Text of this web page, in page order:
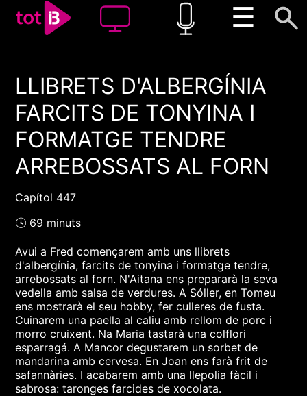
☰
00:00 00:00
1x
LLIBRETS D'ALBERGÍNIA
FARCITS DE TONYINA I
FORMATGE TENDRE
ARREBOSSATS AL FORN
Capítol 447
🕓 69 minuts
Avui a Fred començarem amb uns llibrets
d'albergínia, farcits de tonyina i formatge tendre,
arrebossats al forn. N'Aitana ens prepararà la seva
vedella amb salsa de verdures. A Sóller, en Tomeu
ens mostrarà el seu hobby, fer culleres de fusta.
Cuinarem una paella al caliu amb rellom de porc i
morro cruixent. Na Maria tastarà una colflori
esparragá. A Mancor degustarem un sorbet de
mandarina amb cervesa. En Joan ens farà frit de
safannàries. I acabarem amb una llepolia fàcil i
sabrosa: taronges farcides de xocolata.